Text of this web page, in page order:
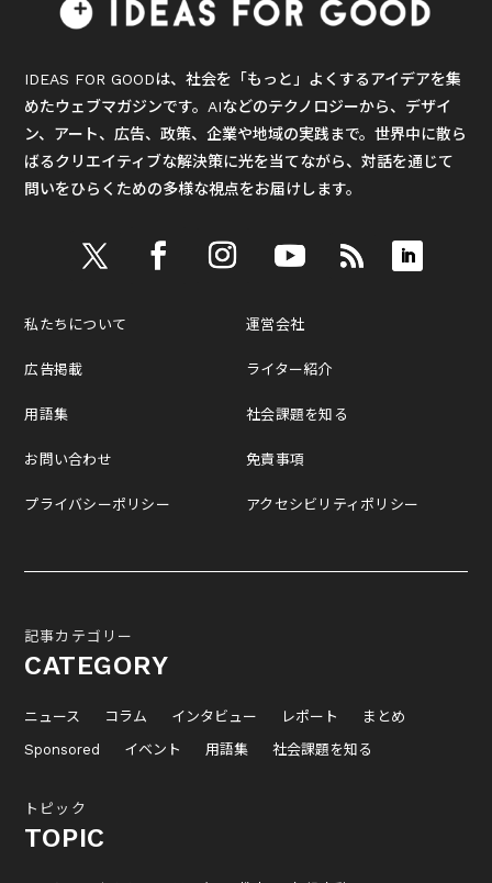
IDEAS FOR GOODは、社会を「もっと」よくするアイデアを集
めたウェブマガジンです。AIなどのテクノロジーから、デザイ
ン、アート、広告、政策、企業や地域の実践まで。世界中に散ら
ばるクリエイティブな解決策に光を当てながら、対話を通じて
問いをひらくための多様な視点をお届けします。
私たちについて
広告掲載
用語集
お問い合わせ
プライバシーポリシー
運営会社
ライター紹介
社会課題を知る
免責事項
アクセシビリティポリシー
記事カテゴリー
CATEGORY
ニュース コラム インタビュー レポート
まとめ
Sponsored
イベント 用語集 社会課題を知る
トピック
TOPIC